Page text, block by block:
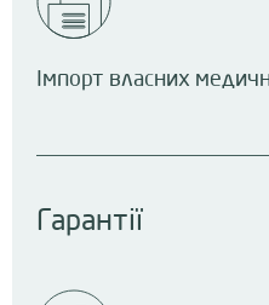
Імпорт власних
Гарантії